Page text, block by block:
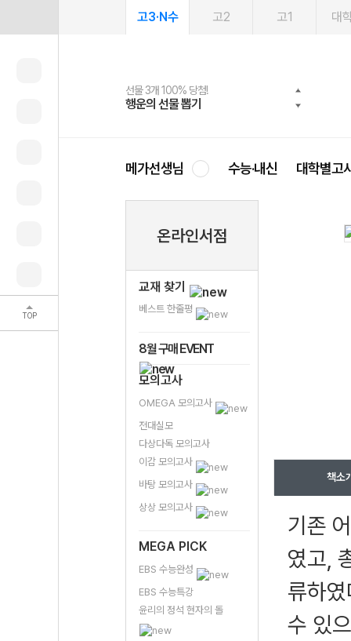
TOP
고3·N수 고2 고1 대
선물 3개 100% 당첨!
행운의 선물 뽑기
선물 100% 증정!
메가스터디 X 올리브
여름방학 스터디 캐시백
메가런 썸머스쿨
2027 러셀 단과
강사 공개선발
스마트러닝앱
설문 EVENT
메가패스
3일 무료 체험권
메가패스 수강생 무료혜택!
메가클럽 멤버십
사회공헌 캠페인
희망이룸 메가나눔
메가선생님 수능·내신 대학별고
온라인서점
교재 찾기
베스트 한줄평
8월 구매 EVENT
모의고사
OMEGA 모의고사
전대실모
다상다독 모의고사
이감 모의고사
바탕 모의고사
상상 모의고사
MEGA PICK
EBS 수능완성
EBS 수능특강
윤리의 정석 현자의 돌
책소
기존
였고,
류하
수 있